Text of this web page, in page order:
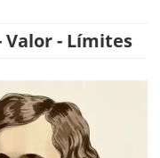
Valor - Límites